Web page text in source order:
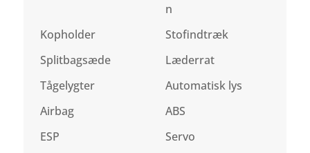
n
Kopholder
Stofindtræk
Splitbagsæde
Læderrat
Tågelygter
Automatisk lys
Airbag
ABS
ESP
Servo